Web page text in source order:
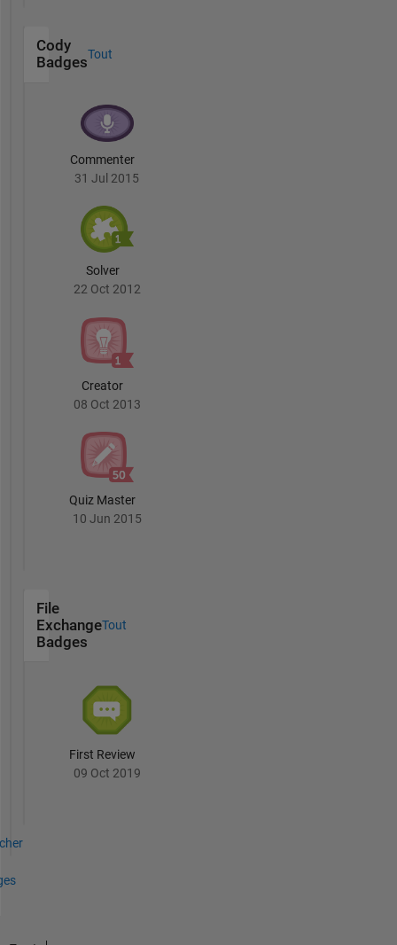
Cody
Badges
Tout
Commenter
31 Jul 2015
Solver
22 Oct 2012
Creator
08 Oct 2013
Quiz Master
10 Jun 2015
File
Exchange
Badges
Tout
First Review
09 Oct 2019